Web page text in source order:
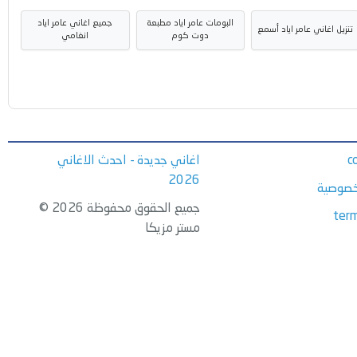
تنزيل اغاني عامر اياد أسمع
البومات عامر اياد مطبعة
دوت كوم
جميع اغاني عامر اياد
انغامي
اغاني جديدة - احدث الاغاني
2026
جميع الحقوق محفوظة 2026 ©
مستر مزيكا